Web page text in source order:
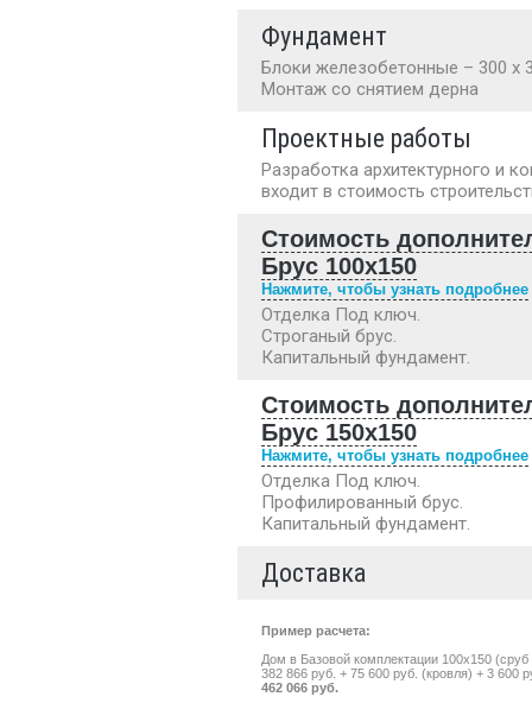
Фундамент
Блоки железобетонные – 300 х
Монтаж со снятием дерна
Проектные работы
Разработка архитектурного и
входит в стоимость
Стоимость
Брус 100х150
Нажмите, чтобы узнать подробнее
Отделка Под ключ.
Строганый брус.
Капитальный фундамент.
Стоимость
Брус 150х150
Нажмите, чтобы узнать подробнее
Отделка Под ключ.
Профилированный брус.
Капитальный фундамент.
Доставка
Пример расчета:
Дом в Базовой комплектации 100х150 (сруб
382 866 руб. + 75 600 руб. (кровля) + 3 600
462 066 руб.